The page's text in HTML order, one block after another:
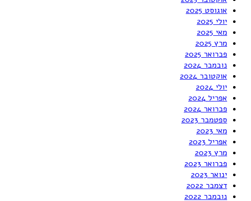
אוגוסט 2025
יולי 2025
מאי 2025
מרץ 2025
פברואר 2025
נובמבר 2024
אוקטובר 2024
יולי 2024
אפריל 2024
פברואר 2024
ספטמבר 2023
מאי 2023
אפריל 2023
מרץ 2023
פברואר 2023
ינואר 2023
דצמבר 2022
נובמבר 2022